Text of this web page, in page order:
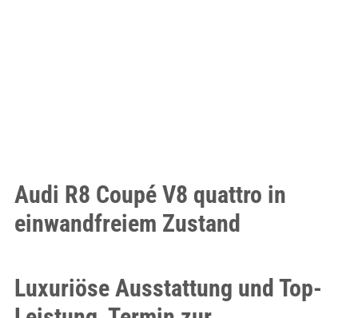
Audi R8 Coupé V8 quattro in
einwandfreiem Zustand
Luxuriöse Ausstattung und Top-